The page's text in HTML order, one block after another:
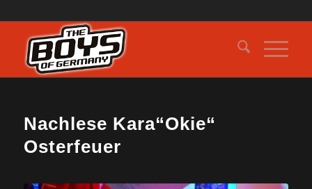
Nachlese Kara“Okie“
Osterfeuer